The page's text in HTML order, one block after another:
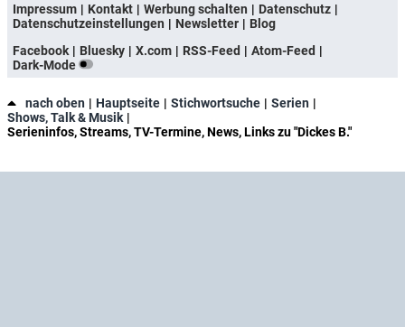
Impressum
Kontakt Werbung schalten
Datenschutz
Datenschutzeinstellungen
Newsletter
Blog
Facebook
Bluesky X.com RSS-Feed
Atom-Feed
Dark-Mode
nach oben Hauptseite Stichwortsuche
Serien
Shows, Talk & Musik
Serieninfos, Streams, TV-Termine, News, Links zu "Dickes B."